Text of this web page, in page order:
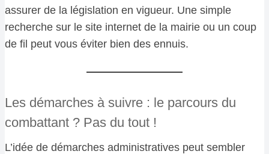
assurer de la législation en vigueur. Une simple
recherche sur le site internet de la mairie ou un coup
de fil peut vous éviter bien des ennuis.
Les démarches à suivre : le parcours du
combattant ? Pas du tout !
L’idée de démarches administratives peut sembler